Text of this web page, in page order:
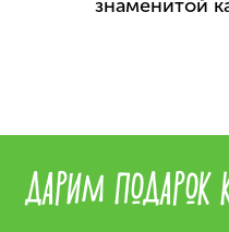
знаменитой
ДАРИМ ПОДАРОК